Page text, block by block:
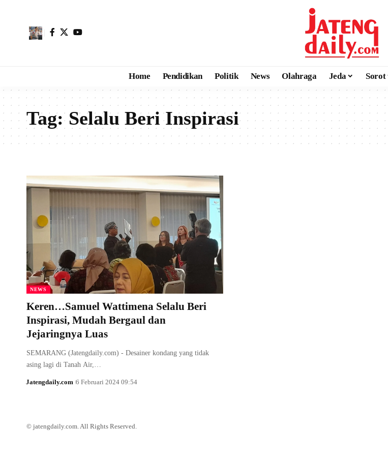
Home Pendidikan Politik News Olahraga Jeda Sorot
Tag: Selalu Beri Inspirasi
NEWS
Keren…Samuel Wattimena Selalu Beri
Inspirasi, Mudah Bergaul dan
Jejaringnya Luas
SEMARANG (Jatengdaily.com) - Desainer kondang yang tidak
asing lagi di Tanah Air,…
Jatengdaily.com 6 Februari 2024 09:54
© jatengdaily.com. All Rights Reserved.